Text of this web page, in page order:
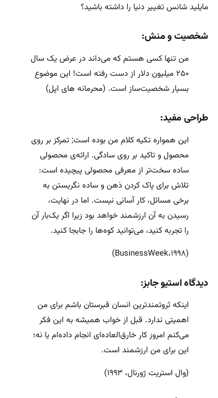
مایلید شانس تغییر دنیا را داشته باشید؟
شخصیت و منش:
من تنها کسی هستم که می‌داند در عرض یک سال
۲۵۰ میلیون دلار از دست رفته است! این موضوع
بسیار شخصیت‌ساز است. (محرمانه های اپل)
طراحی مفید:
این همواره تکیه کلام من بوده است; تمرکز بر روی
محصول و تاکید بر روی سادگی. ارائه‌ی محصولی
ساده‌ سخت‌تر از معرفی محصولی پیچیده است:
تلاش برای پاک کردن ذهن و ساده نگریستن به
برخی مسائل، کار آسانی نیست. اما در نهایت،
رسیدن به آن ارزشمند خواهد بود زیرا اگر یک‌بار آن
را تجربه کنید، می‌توانید کوه‌ها را جابجا کنید.
(BusinessWeek،۱۹۹۸)
دیدگاه استیو جابز:
اینکه ثروتمندترین انسان قبرستان باشم برای من
اهمیتی ندارد. قبل از خواب همیشه به این فکر
می‌کنم امروز کار خارق‌العاده‌ای انجام داده‌ام یا نه؛
این برای من ارزشمند است.
(وال استریت ژورنال، ۱۹۹۳)